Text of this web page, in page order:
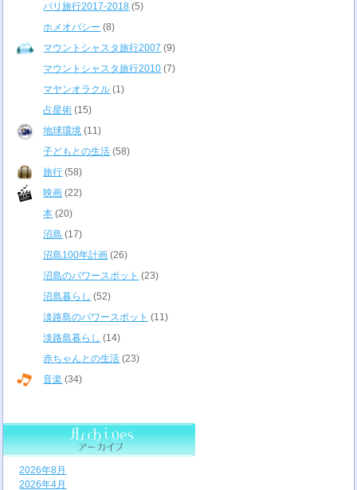
パリ旅行2017-2018 (5)
ホメオパシー (8)
マウントシャスタ旅行2007 (9)
マウントシャスタ旅行2010 (7)
マヤンオラクル (1)
占星術 (15)
地球環境 (11)
子どもとの生活 (58)
旅行 (58)
映画 (22)
本 (20)
沼島 (17)
沼島100年計画 (26)
沼島のパワースポット (23)
沼島暮らし (52)
淡路島のパワースポット (11)
淡路島暮らし (14)
赤ちゃんとの生活 (23)
音楽 (34)
2026年8月
2026年4月